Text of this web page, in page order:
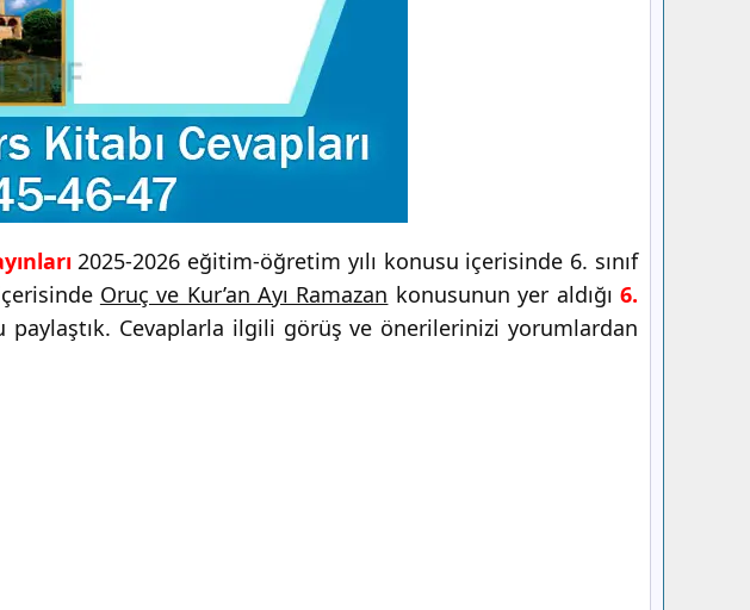
2025-2026 eğitim-öğretim yılı konusu içerisinde 6. sınıf
Oruç ve Kur’an Ayı Ramazan konusunun yer aldığı6.
Cevaplarla ilgili görüş ve önerilerinizi yorumlardan